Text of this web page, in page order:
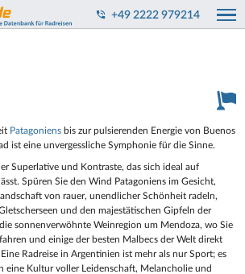
+49 2222 979214
Patagoniens bis zur pulsierenden Energie von Buenos
ist eine unvergessliche Symphonie für die Sinne.
Superlative und Kontraste, das sich ideal auf
Spüren Sie den Wind Patagoniens im Gesicht,
von rauer, unendlicher Schönheit radeln,
und den majestätischen Gipfeln der
sonnenverwöhnte Weinregion um Mendoza, wo Sie
und einige der besten Malbecs der Welt direkt
Radreise in Argentinien ist mehr als nur Sport; es
eine Kultur voller Leidenschaft, Melancholie und